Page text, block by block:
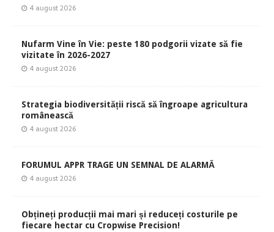
4 august 2026
Nufarm Vine în Vie: peste 180 podgorii vizate să fie
vizitate în 2026-2027
4 august 2026
Strategia biodiversității riscă să îngroape agricultura
românească
4 august 2026
FORUMUL APPR TRAGE UN SEMNAL DE ALARMĂ
4 august 2026
Obțineți producții mai mari și reduceți costurile pe
fiecare hectar cu Cropwise Precision!